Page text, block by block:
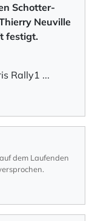
Schotter-
Neuville
festigt.
Rally1 ...
dem Laufenden